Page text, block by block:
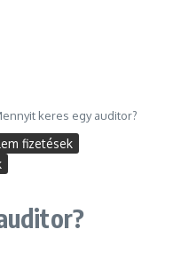
keres egy auditor?
fizetések